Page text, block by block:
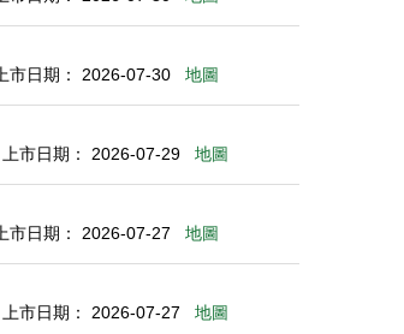
上市日期： 2026-07-30 地圖
上市日期： 2026-07-29 地圖
上市日期： 2026-07-27 地圖
上市日期： 2026-07-27 地圖